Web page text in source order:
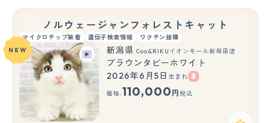
ノルウェージャンフォレストキャット
マイクロチップ装着 遺伝子検査情報
ワクチン接種
NEW
新潟県 Coo&RIKUイオンモール新発田店
ブラウンタビーホワイト
2026年6月5日 生まれ
価格:110,000 円 税込